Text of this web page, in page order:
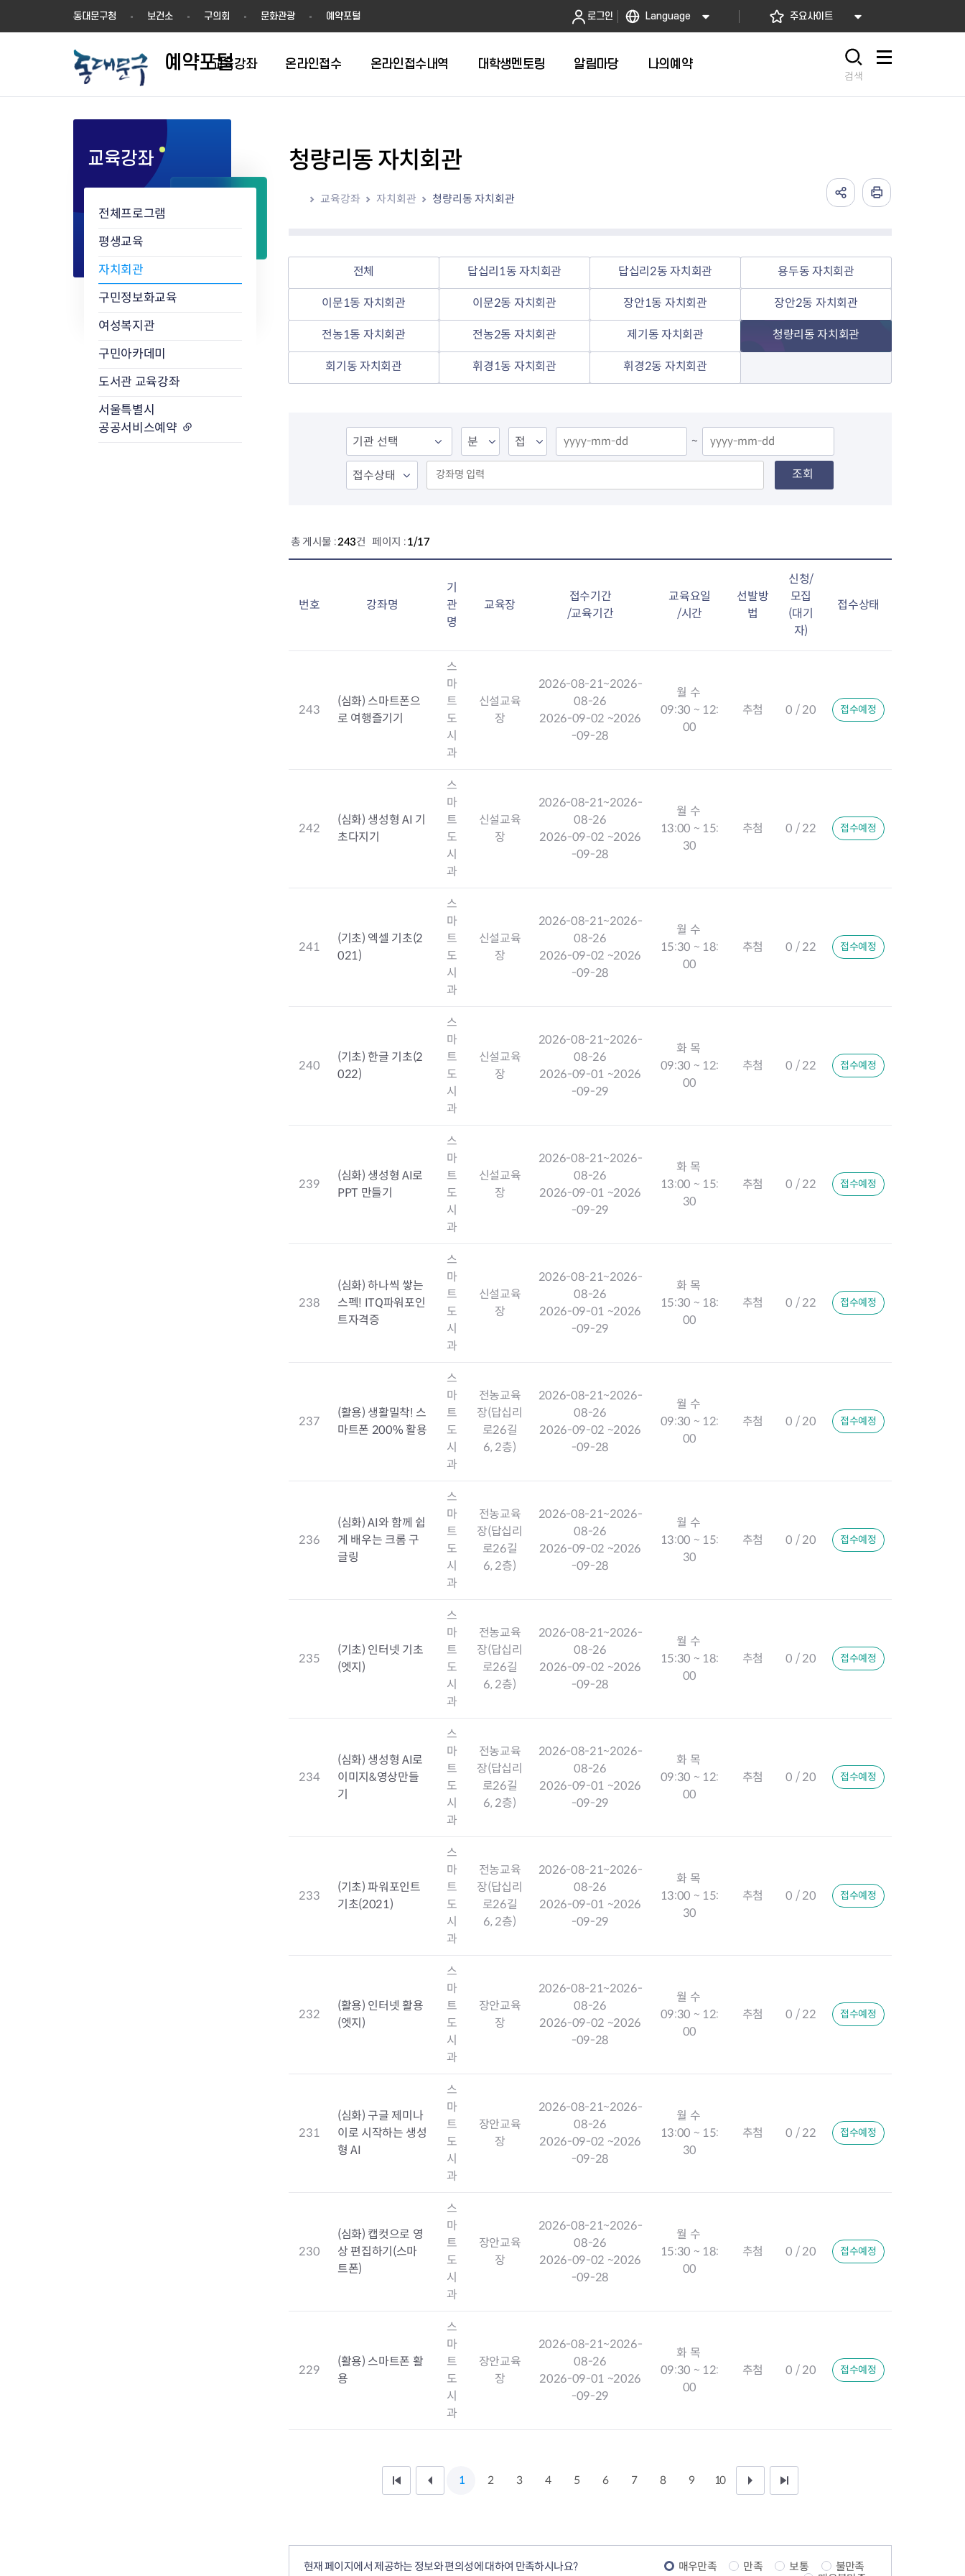
동대문구청 보건소 구의회 문화관광 예약포털 로그인 Language 주요사이트
예약포털교육강좌
평생학습관
동네배움터
전체
답십리2동 자치회관
이문2동 자치회관
장안1동 자치회관
장안2동 자치회관
전농1동 자치회관
전농2동 자치회관
제기동 자치회관
청량리동 자치회관
회기동 자치회관
온라인접수 온라인접수내역 대학생멘토링 알림마당 나의예약
검색
사이트맵
교육강좌
전체프로그램
평생교육
자치회관
구민정보화교육
여성복지관
구민아카데미
도서관 교육강좌
서울특별시
공공서비스예약
청량리동 자치회관
교육강좌 자치회관 청량리동 자치회관
전체 답십리1동 자치회관 답십리2동 자치회관 용두동 자치회관
이문1동 자치회관 이문2동 자치회관 장안1동 자치회관 장안2동 자치회관
전농1동 자치회관 전농2동 자치회관 제기동 자치회관 청량리동 자치회관
회기동 자치회관 휘경1동 자치회관 휘경2동 자치회관
~
조회
총 게시물 :243건 페이지 :1/17
번호 강좌명
기
관
명
교육장
접수기간
/교육기간
교육요일
/시간
선발방
법
신청/
모집
(대기
자)
접수상태
243
(심화) 스마트폰으
로 여행즐기기
스
마
트
도
시
과
신설교육
장
2026-08-21~2026-
08-26
2026-09-02 ~2026
-09-28
월 수
09:30 ~ 12:
00
추첨 0 / 20 접수예정
242
(심화) 생성형 AI 기
초다지기
스
마
트
도
시
과
신설교육
장
2026-08-21~2026-
08-26
2026-09-02 ~2026
-09-28
월 수
13:00 ~ 15:
30
추첨 0 / 22 접수예정
241
(기초) 엑셀 기초(2
021)
스
마
트
도
시
과
신설교육
장
2026-08-21~2026-
08-26
2026-09-02 ~2026
-09-28
월 수
15:30 ~ 18:
00
추첨 0 / 22 접수예정
240
(기초) 한글 기초(2
022)
스
마
트
도
시
과
신설교육
장
2026-08-21~2026-
08-26
2026-09-01 ~2026
-09-29
화 목
09:30 ~ 12:
00
추첨 0 / 22 접수예정
239
(심화) 생성형 AI로
PPT 만들기
스
마
트
도
시
과
신설교육
장
2026-08-21~2026-
08-26
2026-09-01 ~2026
-09-29
화 목
13:00 ~ 15:
30
추첨 0 / 22 접수예정
238
(심화) 하나씩 쌓는
스펙! ITQ파워포인
트자격증
스
마
트
도
시
과
신설교육
장
2026-08-21~2026-
08-26
2026-09-01 ~2026
-09-29
화 목
15:30 ~ 18:
00
추첨 0 / 22 접수예정
237
(활용) 생활밀착! 스
마트폰 200% 활용
스
마
트
도
시
과
전농교육
장(답십리
로26길
6, 2층)
2026-08-21~2026-
08-26
2026-09-02 ~2026
-09-28
월 수
09:30 ~ 12:
00
추첨 0 / 20 접수예정
236
(심화) AI와 함께 쉽
게 배우는 크롬 구
글링
스
마
트
도
시
과
전농교육
장(답십리
로26길
6, 2층)
2026-08-21~2026-
08-26
2026-09-02 ~2026
-09-28
월 수
13:00 ~ 15:
30
추첨 0 / 20 접수예정
235
(기초) 인터넷 기초
(엣지)
스
마
트
도
시
과
전농교육
장(답십리
로26길
6, 2층)
2026-08-21~2026-
08-26
2026-09-02 ~2026
-09-28
월 수
15:30 ~ 18:
00
추첨 0 / 20 접수예정
234
(심화) 생성형 AI로
이미지&영상만들
기
스
마
트
도
시
과
전농교육
장(답십리
로26길
6, 2층)
2026-08-21~2026-
08-26
2026-09-01 ~2026
-09-29
화 목
09:30 ~ 12:
00
추첨 0 / 20 접수예정
233
(기초) 파워포인트
기초(2021)
스
마
트
도
시
과
전농교육
장(답십리
로26길
6, 2층)
2026-08-21~2026-
08-26
2026-09-01 ~2026
-09-29
화 목
13:00 ~ 15:
30
추첨 0 / 20 접수예정
232
(활용) 인터넷 활용
(엣지)
스
마
트
도
시
과
장안교육
장
2026-08-21~2026-
08-26
2026-09-02 ~2026
-09-28
월 수
09:30 ~ 12:
00
추첨 0 / 22 접수예정
231
(심화) 구글 제미나
이로 시작하는 생성
형 AI
스
마
트
도
시
과
장안교육
장
2026-08-21~2026-
08-26
2026-09-02 ~2026
-09-28
월 수
13:00 ~ 15:
30
추첨 0 / 22 접수예정
230
(심화) 캡컷으로 영
상 편집하기(스마
트폰)
스
마
트
도
시
과
장안교육
장
2026-08-21~2026-
08-26
2026-09-02 ~2026
-09-28
월 수
15:30 ~ 18:
00
추첨 0 / 20 접수예정
229
(활용) 스마트폰 활
용
스
마
트
도
시
과
장안교육
장
2026-08-21~2026-
08-26
2026-09-01 ~2026
-09-29
화 목
09:30 ~ 12:
00
추첨 0 / 20 접수예정
처
이 0
1 2 3 4 5 6 7 8 9 10
0
끝
지
현재 페이지에서 제공하는 정보와 편의성에 대하여 만족하시나요? 매우만족 만족 보통
불만족